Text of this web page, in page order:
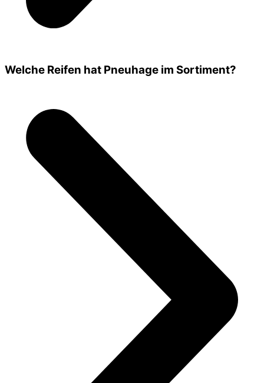
Welche Reifen hat Pneuhage im Sortiment?